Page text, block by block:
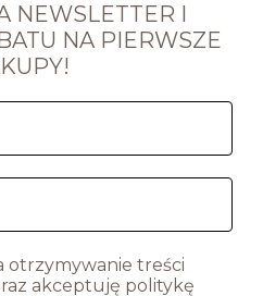
NEWSLETTER I
NA PIERWSZE
otrzymywanie treści
akceptuję politykę